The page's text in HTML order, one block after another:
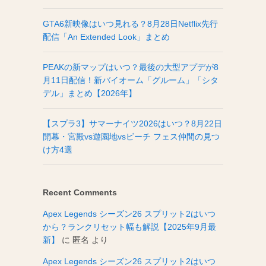
GTA6新映像はいつ見れる？8月28日Netflix先行
配信「An Extended Look」まとめ
PEAKの新マップはいつ？最後の大型アプデが8
月11日配信！新バイオーム「グルーム」「シタ
デル」まとめ【2026年】
【スプラ3】サマーナイツ2026はいつ？8月22日
開幕・宮殿vs遊園地vsビーチ フェス仲間の見つ
け方4選
Recent Comments
Apex Legends シーズン26 スプリット2はいつ
から？ランクリセット幅も解説【2025年9月最
新】
に 匿名 より
Apex Legends シーズン26 スプリット2はいつ